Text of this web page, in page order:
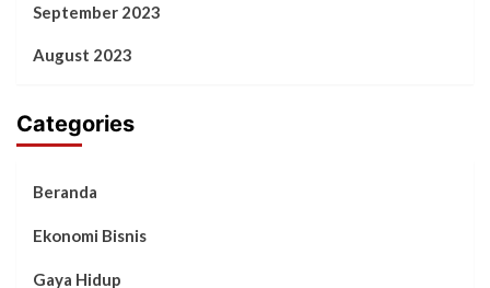
September 2023
August 2023
Categories
Beranda
Ekonomi Bisnis
Gaya Hidup